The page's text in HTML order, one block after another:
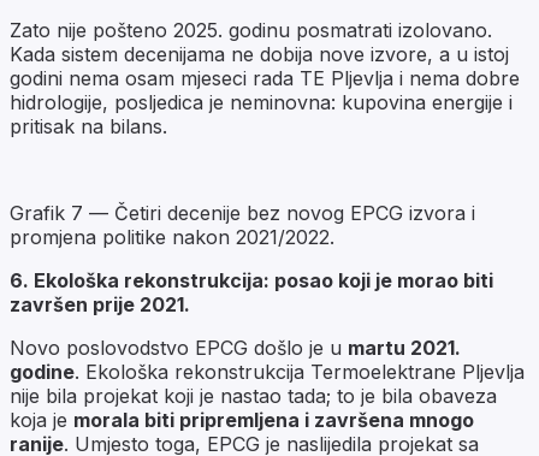
Zato nije pošteno 2025. godinu posmatrati izolovano.
Kada sistem decenijama ne dobija nove izvore, a u istoj
godini nema osam mjeseci rada TE Pljevlja i nema dobre
hidrologije, posljedica je neminovna: kupovina energije i
pritisak na bilans.
Grafik 7 — Četiri decenije bez novog EPCG izvora i
promjena politike nakon 2021/2022.
6. Ekološka rekonstrukcija: posao koji je morao biti
završen prije 2021.
Novo poslovodstvo EPCG došlo je u martu 2021.
godine. Ekološka rekonstrukcija Termoelektrane Pljevlja
nije bila projekat koji je nastao tada; to je bila obaveza
koja je morala biti pripremljena i završena mnogo
ranije. Umjesto toga, EPCG je naslijedila projekat sa